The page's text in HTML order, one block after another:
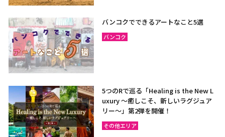
バンコクでできるアートなこと5選
バンコク
5つのRで巡る「Healing is the New L
uxury ～癒しこそ、新しいラグジュア
リー〜」第2弾を開催！
その他エリア